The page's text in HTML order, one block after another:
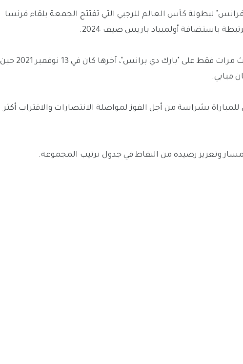
لبطولة كأس العالم للرجبي التي تفتتح الجمعة بلقاء فرنسا
باستضافة أولمبياد باريس صيف 2024.
ومنذ افتتاح "ستاد دو فرانس"، لعب المنتخب الفرنسي ثلاث مرات فقط على "بارك دي برانس"، آخرها كان في 13 نوفمبر 2021 حين
بشراسة من أجل الفوز لمواصلة الانتصارات والاقتراب أكثر
وتعزيز رصيده من النقاط في جدول ترتيب المجموعة.